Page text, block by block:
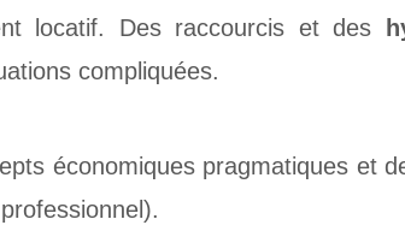
locatif. Des raccourcis et des
compliquées.
économiques pragmatiques et